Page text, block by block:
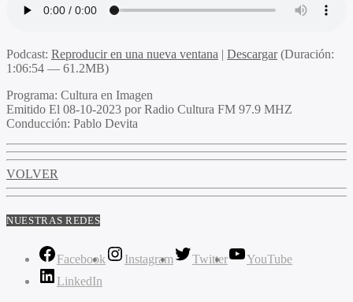
Podcast: Reproducir en una nueva ventana | Descargar(Duración:
1:06:54 — 61.2MB)
Programa: Cultura en Imagen
Emitido El 08-10-2023 por Radio Cultura FM 97.9 MHZ
Conducción: Pablo Devita
VOLVER
NUESTRAS REDES
Facebook Instagram Twitter
YouTube
LinkedIn